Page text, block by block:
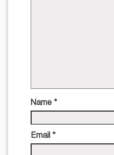
Name *
Email *